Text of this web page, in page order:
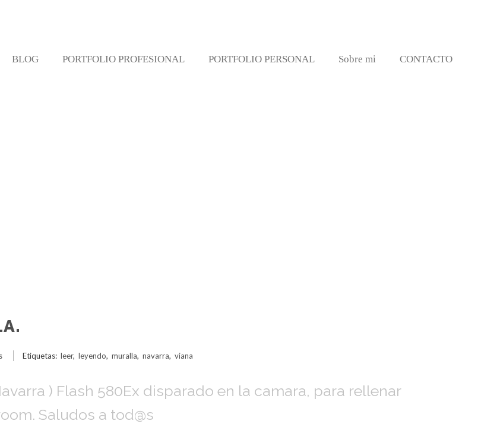
BLOG PORTFOLIO PROFESIONAL PORTFOLIO PERSONAL Sobre mi CONTACTO
Etiquetas: leer, leyendo, muralla, navarra, viana
) Flash 580Ex disparado en la camara, para rellenar
Saludos a tod@s